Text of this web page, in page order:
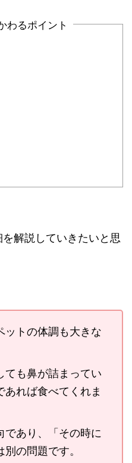
わるポイント
解説していきたいと思
ットの体調も大きな
ても鼻が詰まってい
あれば食べてくれま
であり、「その時に
の問題です。